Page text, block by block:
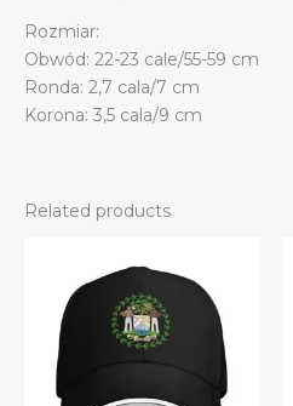
Rozmiar:
Obwód: 22-23 cale/55-59 cm
Ronda: 2,7 cala/7 cm
Korona: 3,5 cala/9 cm
Related products